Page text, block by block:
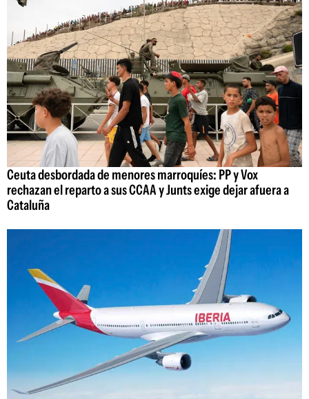
Ceuta desbordada de menores marroquíes: PP y Vox
rechazan el reparto a sus CCAA y Junts exige dejar afuera a
Cataluña